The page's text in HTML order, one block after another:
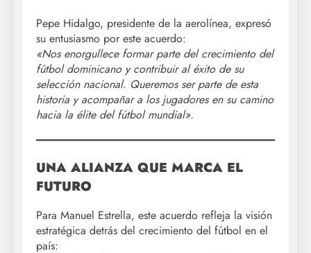
Pepe Hidalgo, presidente de la aerolínea, expresó
su entusiasmo por este acuerdo:
«Nos enorgullece formar parte del crecimiento del
fútbol dominicano y contribuir al éxito de su
selección nacional. Queremos ser parte de esta
historia y acompañar a los jugadores en su camino
hacia la élite del fútbol mundial».
UNA ALIANZA QUE MARCA EL
FUTURO
Para Manuel Estrella, este acuerdo refleja la visión
estratégica detrás del crecimiento del fútbol en el
país: